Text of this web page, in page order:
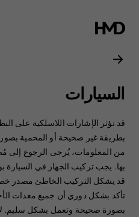
دليل
مستخدم
Nokia
G21
السيارات
قد تؤثر الإشارات اللاسلكية على
بطريقة غير صحيحة أو المحمية
من المعلومات، يُرجى الرجوع إلى
بها.‬ يجب تركيب الجهاز في
‏‫قد يشكل التركيب الخاطئ مصدر
تأكد بشكل دوري أن جميع معدات
بصورة صحيحة وتعمل بشكل سليم. لا